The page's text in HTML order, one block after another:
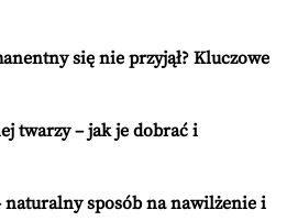
się nie przyjął? Kluczowe
twarzy – jak je dobrać i
sposób na nawilżenie i